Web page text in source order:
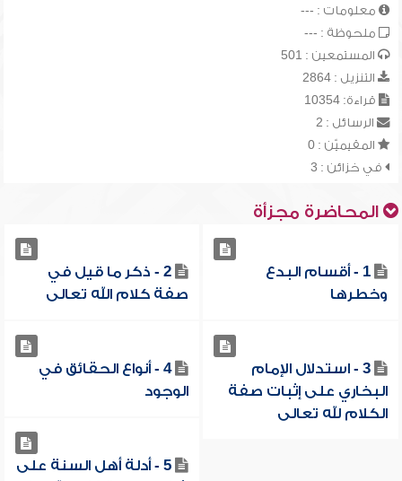
معلومات : ---
ملحوظة : ---
المستمعين : 501
التنزيل : 2864
قراءة: 10354
الرسائل : 2
المقيميّن : 0
في خزائن : 3
المحاضرة مجزأة
1 - أقسام البدع
وخطرها
2 - ذكر ما قيل في
صفة كلام الله تعالى
3 - استدلال الإمام
البخاري على إثبات صفة
الكلام لله تعالى
4 - أنواع الحقائق في
الوجود
5 - أدلة أهل السنة على